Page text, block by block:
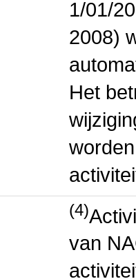
1/01/
2008)
Het
(4)
van